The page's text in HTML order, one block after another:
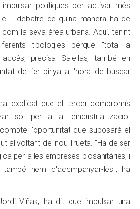
polítiques per activar més
i debatre de quina manera ha de
la seva àrea urbana. Aquí, tenint
tipologies perquè "tota la
precisa Salellas, també en
de fer pinya a l'hora de buscar
explicat que el tercer compromís
sòl per a la reindustrialització.
l'oportunitat que suposarà el
al voltant del nou Trueta. "Ha de ser
per a les empreses biosanitàries; i
hem d'acompanyar-les", ha
Viñas, ha dit que impulsar una